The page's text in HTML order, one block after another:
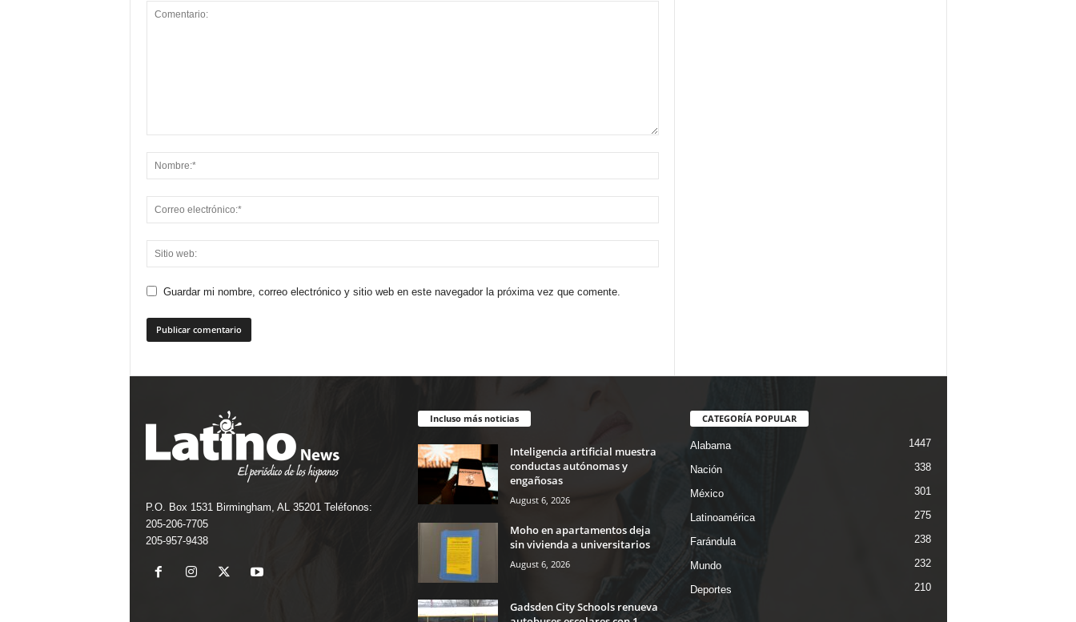
Guardar mi nombre, correo electrónico y sitio web en este navegador la próxima vez que comente.
P.O. Box 1531 Birmingham, AL 35201 Teléfonos:
205-206-7705
205-957-9438
Incluso más noticias
Inteligencia artificial muestra
conductas autónomas y
engañosas
August 6, 2026
Moho en apartamentos deja
sin vivienda a universitarios
August 6, 2026
Gadsden City Schools renueva
CATEGORÍA POPULAR
Alabama 1447
Nación 338
México 301
Latinoamérica 275
Farándula 238
Mundo 232
Deportes 210